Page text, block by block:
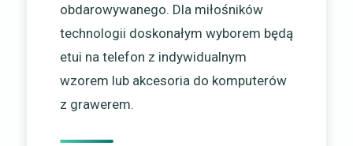
obdarowywanego. Dla miłośników
technologii doskonałym wyborem będą
etui na telefon z indywidualnym
wzorem lub akcesoria do komputerów
z grawerem.